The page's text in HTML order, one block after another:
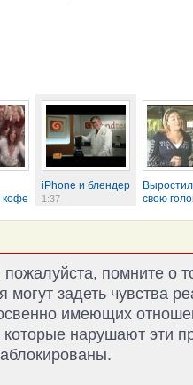
iPhone и блендер
1:37
свою
помните о
могут задеть чувства
имеющих
нарушают эти